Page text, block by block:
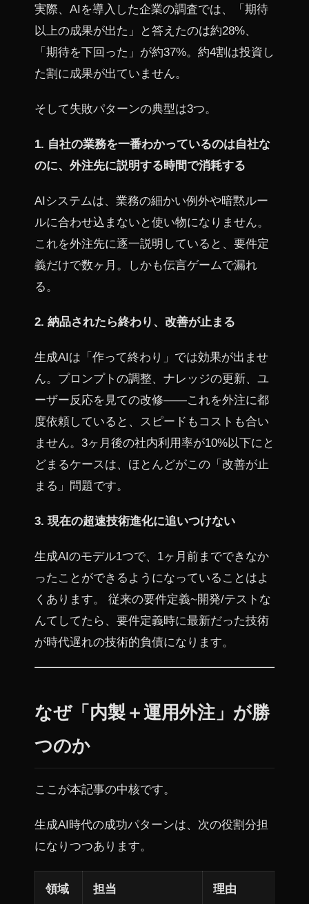
実際、AIを導入した企業の調査では、「期待
以上の成果が出た」と答えたのは約28%、
「期待を下回った」が約37%。約4割は投資し
た割に成果が出ていません。
そして失敗パターンの典型は3つ。
1. 自社の業務を一番わかっているのは自社な
のに、外注先に説明する時間で消耗する
AIシステムは、業務の細かい例外や暗黙ルー
ルに合わせ込まないと使い物になりません。
これを外注先に逐一説明していると、要件定
義だけで数ヶ月。しかも伝言ゲームで漏れ
る。
2. 納品されたら終わり、改善が止まる
生成AIは「作って終わり」では効果が出ませ
ん。プロンプトの調整、ナレッジの更新、ユ
ーザー反応を見ての改修——これを外注に都
度依頼していると、スピードもコストも合い
ません。3ヶ月後の社内利用率が10%以下にと
どまるケースは、ほとんどがこの「改善が止
まる」問題です。
3. 現在の超速技術進化に追いつけない
生成AIのモデル1つで、1ヶ月前までできなか
ったことができるようになっていることはよ
くあります。 従来の要件定義~開発/テストな
んてしてたら、要件定義時に最新だった技術
が時代遅れの技術的負債になります。
なぜ「内製＋運用外注」が勝
つのか
ここが本記事の中核です。
生成AI時代の成功パターンは、次の役割分担
になりつつあります。
領域 担当 理由